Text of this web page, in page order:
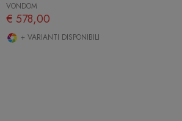
VONDOM
€ 578,00
+ VARIANTI DISPONIBILI